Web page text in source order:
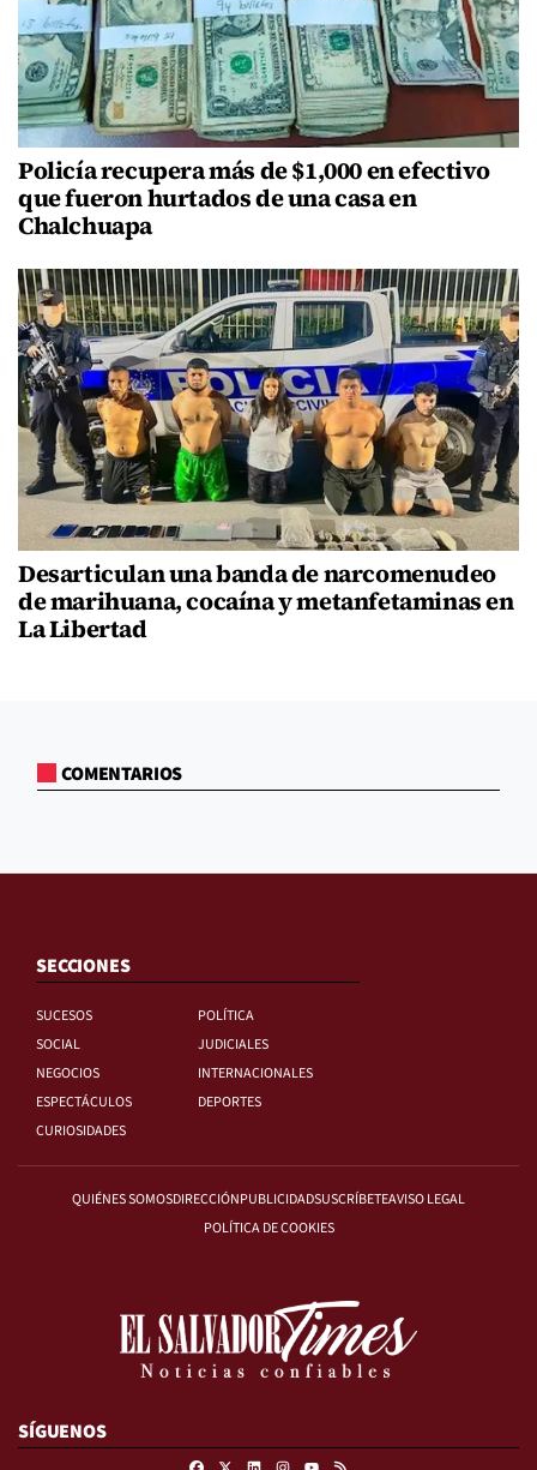
Policía recupera más de $1,000 en efectivo
que fueron hurtados de una casa en
Chalchuapa
Desarticulan una banda de narcomenudeo
de marihuana, cocaína y metanfetaminas en
La Libertad
COMENTARIOS
SECCIONES
SUCESOS
POLÍTICA
SOCIAL
JUDICIALES
NEGOCIOS
INTERNACIONALES
ESPECTÁCULOS
DEPORTES
CURIOSIDADES
QUIÉNES SOMOSDIRECCIÓNPUBLICIDADSUSCRÍBETEAVISO LEGAL
POLÍTICA DE COOKIES
SÍGUENOS
FacebookLinkedinInstagram